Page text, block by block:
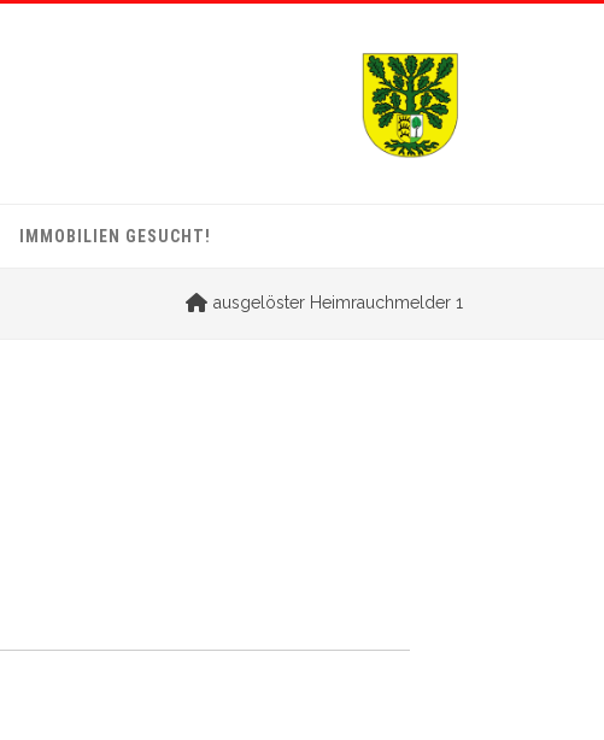
IMMOBILIEN GESUCHT!
ausgelöster Heimrauchmelder 1